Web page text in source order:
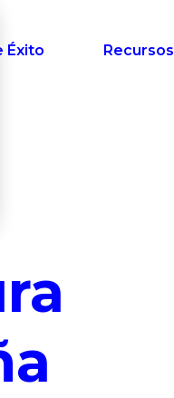
Éxito Recursos